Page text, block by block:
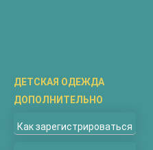
ДЕТСКАЯ ОДЕЖДА
Бриджи
Верхняя одежда
ДОПОЛНИТЕЛЬНО
Доставка
Как зарегистрироваться